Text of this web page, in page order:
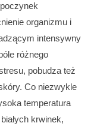
organizmu i
intensywny
różnego
pobudza też
Co niezwykle
temperatura
krwinek,